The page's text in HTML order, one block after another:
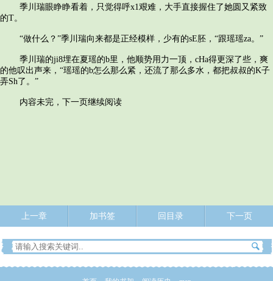
季川瑞眼睁睁看着，只觉得呼x1艰难，大手直接握住了她圆又紧致
的T。
“做什么？”季川瑞向来都是正经模样，少有的sE胚，“跟瑶瑶za。”
季川瑞的ji8埋在夏瑶的b里，他顺势用力一顶，cHa得更深了些，爽
的他叹出声来，“瑶瑶的b怎么那么紧，还流了那么多水，都把叔叔的K子
弄Sh了。”
内容未完，下一页继续阅读
上一章 加书签 回目录 下一页